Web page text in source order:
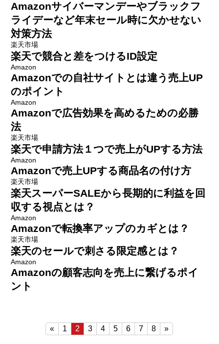
Amazonサイバーマンデーやブラックフ
ライデーなど年末セール時に欠かせない
対策方法
楽天市場
楽天で競合と差をつけるID設定
Amazon
Amazonでの自社サイトとは違う売上UP
のポイント
Amazon
Amazonで広告効果を高めるための必勝
法
楽天市場
楽天で申請方法１つで売上がUPする方法
Amazon
Amazonで売上UPする商品名の付け方
楽天市場
楽天スーパーSALEから長期的に利益を回
収する視点とは？
Amazon
Amazonで転換率アップのカギとは？
楽天市場
楽天のセールで刺さる限定感とは？
Amazon
Amazonの顧客志向を売上に繋げるポイ
ント
« 1 2 3 4 5 6 7 8 »